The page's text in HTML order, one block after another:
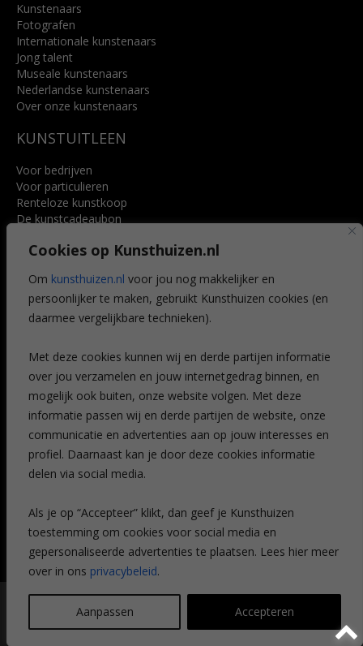
Cookies op Kunsthuizen.nl
Om kunsthuizen.nl voor jou nog makkelijker en
persoonlijker te maken, gebruikt Kunsthuizen cookies (en
daarmee vergelijkbare technieken).
Met deze cookies kunnen wij en derde partijen informatie
over jou verzamelen en jouw internetgedrag binnen, en
mogelijk ook buiten, onze website volgen. Met deze
informatie passen wij en derde partijen de website, onze
communicatie en advertenties aan op jouw interesses en
profiel. Daarnaast kan je door deze cookies informatie
delen via social media.
Als je op “Accepteer” klikt, dan geef je Kunsthuizen
toestemming om cookies voor social media en
gepersonaliseerde advertenties te plaatsen. Lees hier meer
over in ons privacybeleid.
Aanpassen Accepteren
Kunstenaars
Fotografen
Internationale kunstenaars
Jong talent
Museale kunstenaars
Nederlandse kunstenaars
Over onze kunstenaars
KUNSTUITLEEN
Voor bedrijven
Voor particulieren
Renteloze kunstkoop
De kunstcadeaubon
Voordelen
Veelgestelde vragen
CONTACT
Leiden
Amsterdam
Breda
Favorieten
Mijn art alert
NIEUWSBRIEF
© Kunsthuizen 2026 All rights reserved | Disclaimer|
statement
Legit